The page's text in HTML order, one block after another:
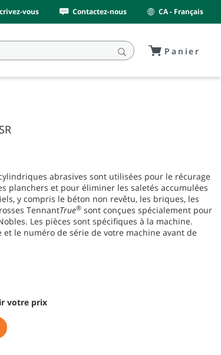
vous Contactez-nous CA - Français
Panier
abrasives sont utilisées pour le récurage
planchers et pour éliminer les saletés accumulées
y compris le béton non revêtu, les briques, les
TennantTrue®sont conçues spécialement pour
Les pièces sont spécifiques à la machine.
le numéro de série de votre machine avant de
votre prix